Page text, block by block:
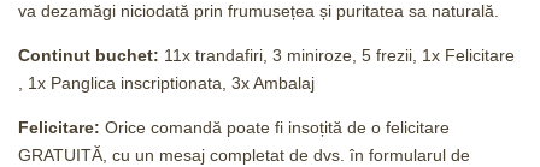
va dezamăgi niciodată prin frumusețea și puritatea sa naturală.
Continut buchet: 11x trandafiri, 3 miniroze, 5 frezii, 1x Felicitare
, 1x Panglica inscriptionata, 3x Ambalaj
Felicitare: Orice comandă poate fi insoțită de o felicitare
GRATUITĂ, cu un mesaj completat de dvs. în formularul de